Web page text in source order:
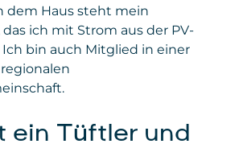
dem Haus steht mein
ich mit Strom aus der PV-
Ich bin auch Mitglied in einer
ein Tüftler und